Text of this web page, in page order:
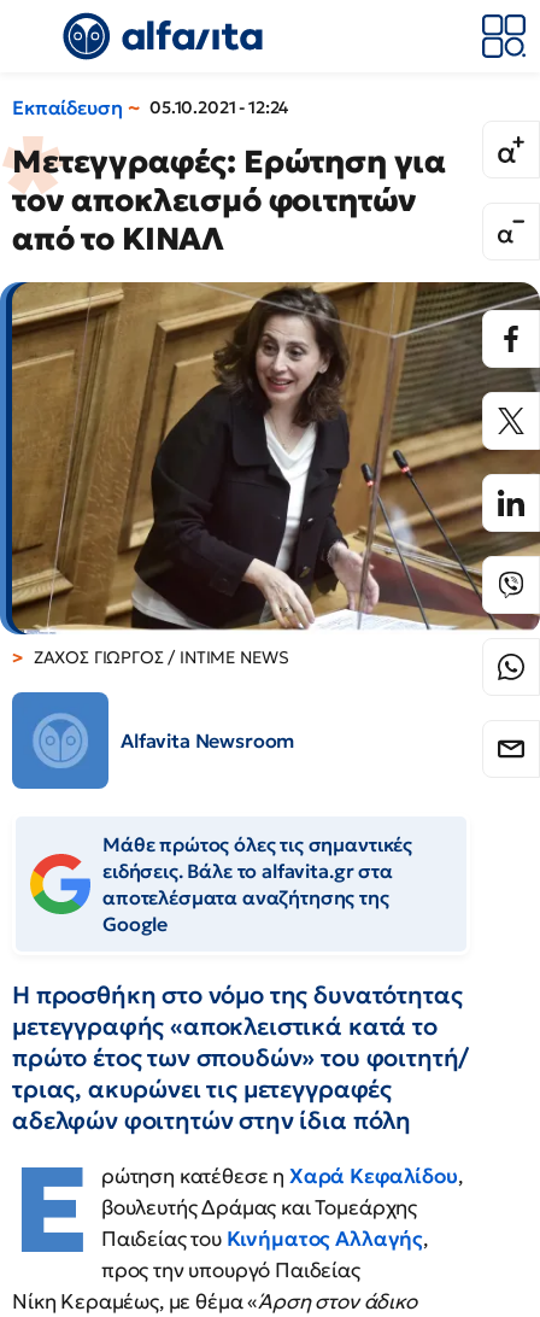
Εκπαίδευση 05.10.2021 - 12:24
Μετεγγραφές: Ερώτηση για
τον αποκλεισμό φοιτητών
από το ΚΙΝΑΛ
ΖΑΧΟΣ ΓΙΩΡΓΟΣ / INTIME NEWS
Alfavita Newsroom
Μάθε πρώτος όλες τις σημαντικές
ειδήσεις. Βάλε το alfavita.gr στα
αποτελέσματα αναζήτησης της
Google
Η προσθήκη στο νόμο της δυνατότητας
μετεγγραφής «αποκλειστικά κατά το
πρώτο έτος των σπουδών» του φοιτητή/
τριας, ακυρώνει τις μετεγγραφές
αδελφών φοιτητών στην ίδια πόλη
Ε ρώτηση κατέθεσε η Χαρά Κεφαλίδου,
βουλευτής Δράμας και Τομεάρχης
Παιδείας του Κινήματος Αλλαγής,
προς την υπουργό Παιδείας
Νίκη Κεραμέως, με θέμα «Άρση στον άδικο